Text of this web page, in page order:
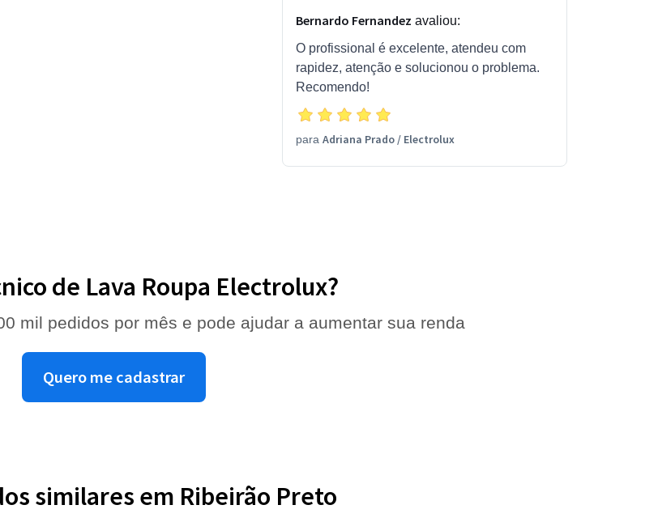
Bernardo Fernandez avaliou:
O profissional é excelente, atendeu com
rapidez, atenção e solucionou o problema.
Recomendo!
para Adriana Prado/ Electrolux
de Lava Roupa Electrolux?
mil pedidos por mês e pode ajudar a aumentar sua renda
Quero me cadastrar
similares em Ribeirão Preto